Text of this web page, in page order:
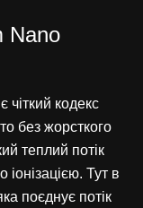
Nano
кодекс
без жорсткого
теплий потік
Тут в
поєднує потік